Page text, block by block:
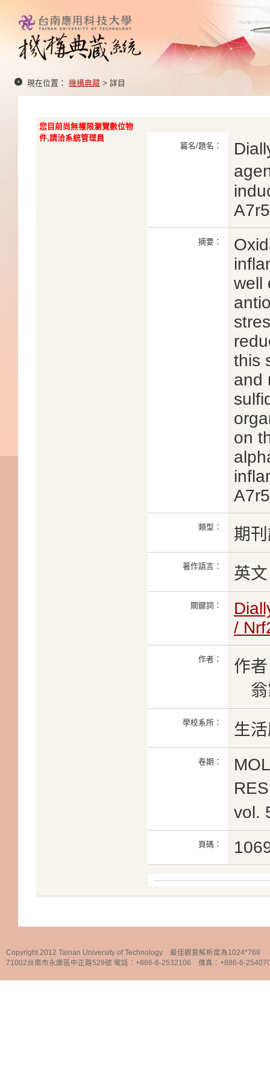
現在位置： 機構典藏 > 詳目
您目前尚無權限瀏覽數位物
件,請洽系統管理員
篇名/題名：
摘要：
well
this
and
on
類型： 期
著作語言： 英文
關鍵詞：
/
作者：
作
翁
學校系所： 生
卷期：
vol.
頁碼：
Copyright 2012 Tainan University of Technology 最佳觀賞解析度為1024*768
71002台南市永康區中正路529號 電話：+886-6-2532106 傳真：+886-6-